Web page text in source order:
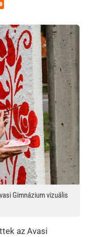
window
new window
in a new window
Gimnázium vizuális
az Avasi